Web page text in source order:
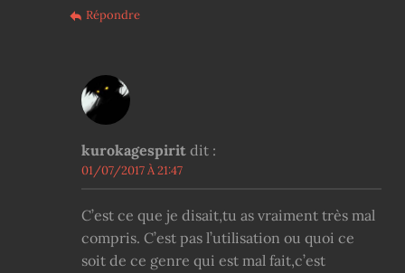
Répondre
kurokagespirit dit :
01/07/2017 À 21:47
C’est ce que je disait,tu as vraiment très mal
compris. C’est pas l’utilisation ou quoi ce
soit de ce genre qui est mal fait,c’est